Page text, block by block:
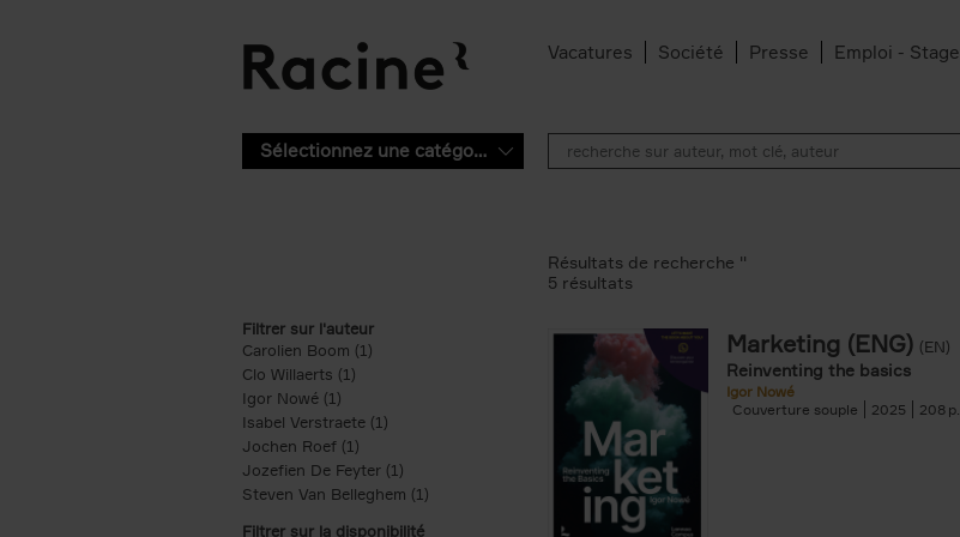
Vacatures Société Presse Emploi - Stage
Sélectionnez une catégorie
Filtrer sur l'auteur
Carolien Boom (1)
Clo Willaerts (1)
Igor Nowé (1)
Isabel Verstraete (1) Apply Isabel Verstraete filter
Jochen Roef (1)
Jozefien De Feyter (1) Apply Jozefien De Feyter filter
Steven Van Belleghem (1) Apply Steven Van Belleghem filter
Filtrer sur la disponibilité
Résultats de recherche ''
5 résultats
Marketing (ENG) (EN)
Reinventing the basics
Igor Nowé
Couverture souple
2025 208